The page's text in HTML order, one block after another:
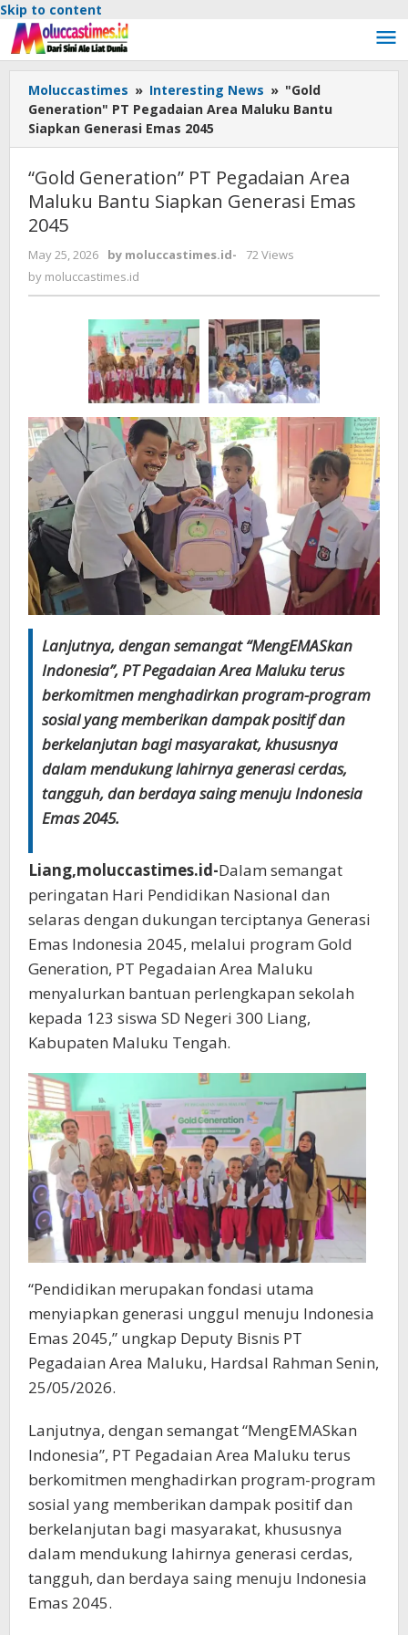
Skip to content
Moluccastimes » Interesting News » "Gold
Generation" PT Pegadaian Area Maluku Bantu
Siapkan Generasi Emas 2045
“Gold Generation” PT Pegadaian Area
Maluku Bantu Siapkan Generasi Emas
2045
May 25, 2026 by moluccastimes.id-
72 Views
by moluccastimes.id
Lanjutnya, dengan semangat “MengEMASkan
Indonesia”, PT Pegadaian Area Maluku terus
berkomitmen menghadirkan program-program
sosial yang memberikan dampak positif dan
berkelanjutan bagi masyarakat, khususnya
dalam mendukung lahirnya generasi cerdas,
tangguh, dan berdaya saing menuju Indonesia
Emas 2045.
Liang,moluccastimes.id-Dalam semangat
peringatan Hari Pendidikan Nasional dan
selaras dengan dukungan terciptanya Generasi
Emas Indonesia 2045, melalui program Gold
Generation, PT Pegadaian Area Maluku
menyalurkan bantuan perlengkapan sekolah
kepada 123 siswa SD Negeri 300 Liang,
Kabupaten Maluku Tengah.
“Pendidikan merupakan fondasi utama
menyiapkan generasi unggul menuju Indonesia
Emas 2045,” ungkap Deputy Bisnis PT
Pegadaian Area Maluku, Hardsal Rahman Senin,
25/05/2026.
Lanjutnya, dengan semangat “MengEMASkan
Indonesia”, PT Pegadaian Area Maluku terus
berkomitmen menghadirkan program-program
sosial yang memberikan dampak positif dan
berkelanjutan bagi masyarakat, khususnya
dalam mendukung lahirnya generasi cerdas,
tangguh, dan berdaya saing menuju Indonesia
Emas 2045.